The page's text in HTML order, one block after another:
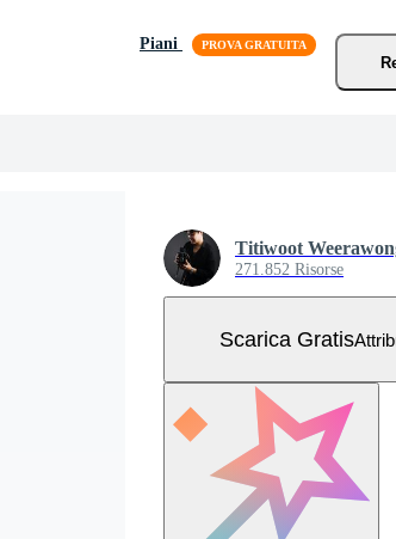
Piani
Titiwoot
271.852 Risorse
Scarica Gratis